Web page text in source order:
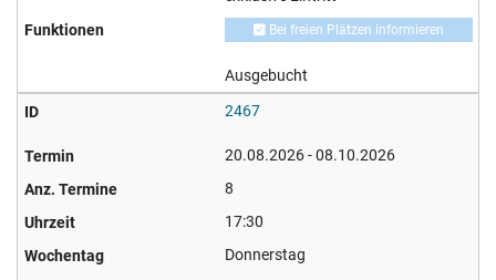
Bei freien Plätzen informieren
Ausgebucht
2467
20.08.2026 - 08.10.2026
8
17:30
Donnerstag